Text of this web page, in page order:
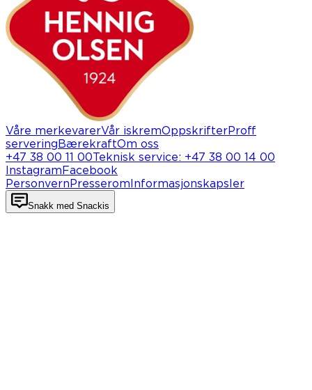
Våre merkevarerVår iskremOppskrifterProff
serveringBærekraftOm oss
+47 38 00 11 00Teknisk service: +47 38 00 14 00
InstagramFacebook
PersonvernPresseromInformasjonskapsler
Snakk med Snackis